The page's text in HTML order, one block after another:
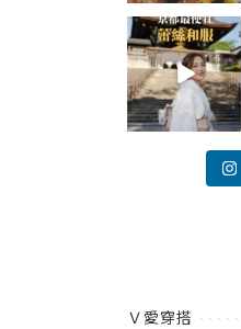
348
59
💭留言「蕾絲」
傳預約🔗給你！
\🇯🇵京都最便宜
蕾絲和服推
薦！/ ...
101
Ｖ愛穿搭